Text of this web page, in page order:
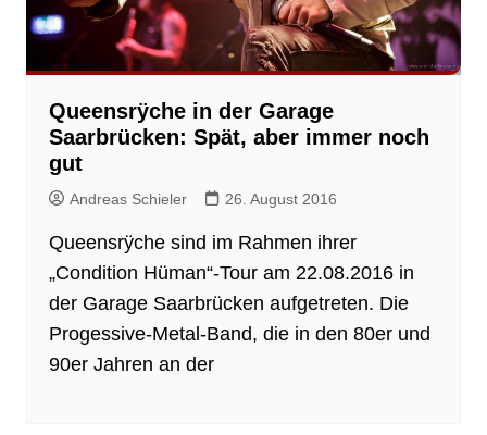
Queensrÿche in der Garage
Saarbrücken: Spät, aber immer noch
gut
Andreas Schieler 26. August 2016
Queensrÿche sind im Rahmen ihrer
„Condition Hüman“-Tour am 22.08.2016 in
der Garage Saarbrücken aufgetreten. Die
Progessive-Metal-Band, die in den 80er und
90er Jahren an der